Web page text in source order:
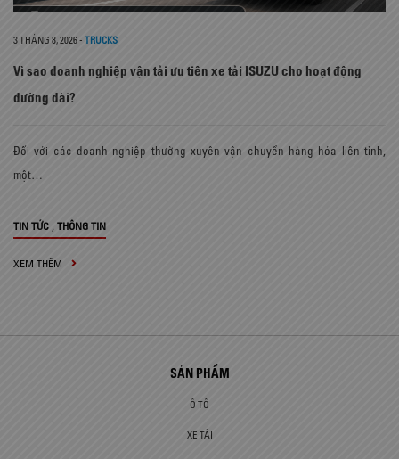
3 THÁNG 8, 2026- TRUCKS
Vì sao doanh nghiệp vận tải ưu tiên xe tải ISUZU cho hoạt động
đường dài?
Đối với các doanh nghiệp thường xuyên vận chuyển hàng hóa liên tỉnh,
một…
TIN TỨC THÔNG TIN
XEM THÊM
SẢN PHẨM
Ô TÔ
XE TẢI